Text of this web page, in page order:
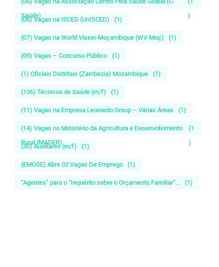
Saúde)
)
(06) Vagas na ISCED (UnISCED) (1)
(07) Vagas na World Vision-Moçambique (WV-Moç) (1)
(09) Vagas – Concurso Público (1)
(1) Oficiais Distritais (Zambezia) Mozambique (1)
(106) Técnicos de Saúde (m/f) (1)
(11) Vagas na Empresa Leonardo Group – Várias Áreas (1)
(14) Vagas no Ministério da Agricultura e Desenvolvimento
Rural (MADER)
(1
)
(30) Auxiliares (m/f) (1)
(EMOSE) Abre 02 Vagas De Emprego (1)
“Agentes” para o “Inquérito sobre o Orçamento Familiar”... (1)